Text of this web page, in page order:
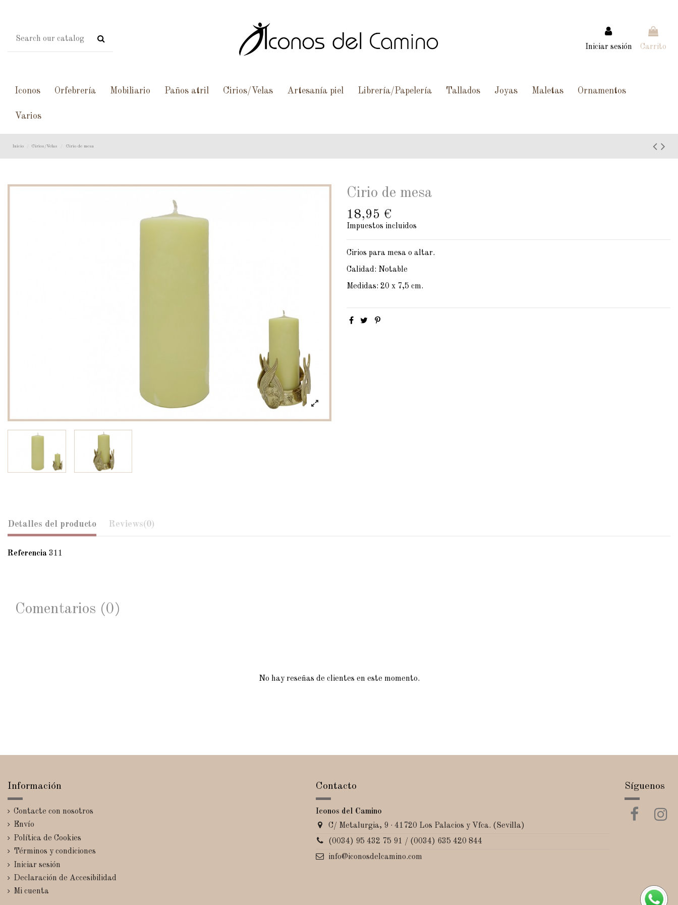
Iniciar sesión Carrito
Iconos Orfebrería Mobiliario Paños atril Cirios/Velas Artesanía piel Librería/Papelería Tallados Joyas Maletas Ornamentos
Varios
Inicio Cirios/Velas Cirio de mesa
Cirio de mesa
18,95 €
Impuestos incluidos
Cirios para mesa o altar.
Calidad: Notable
Medidas: 20 x 7,5 cm.
Detalles del producto Reviews(0)
Referencia 311
Comentarios (0)
No hay reseñas de clientes en este momento.
Información
Contacte con nosotros
Envío
Política de Cookies
Términos y condiciones
Iniciar sesión
Declaración de Accesibilidad
Mi cuenta
Contacto
Iconos del Camino
C/ Metalurgia, 9 · 41720 Los Palacios y Vfca. (Sevilla)
(0034) 95 432 75 91 / (0034) 635 420 844
info@iconosdelcamino.com
Síguenos